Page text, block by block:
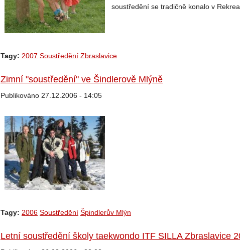
soustředění se tradičně konalo v
Tagy: 2007 Soustředění Zbraslavice
Zimní "soustředění" ve Šindlerově Mlýně
Publikováno 27.12.2006 - 14:05
Tagy: 2006 Soustředění Špindlerův Mlýn
Letní soustředění školy taekwondo ITF SILLA Zbraslavice